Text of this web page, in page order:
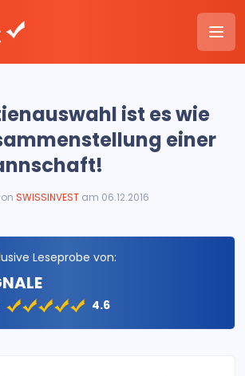
ist es wie
einer
SWISSINVEST am 06.12.2016
Leseprobe von:
4.6